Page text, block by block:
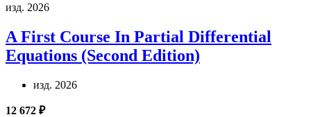
изд. 2026
A First Course In Partial Differential
Equations (Second Edition)
изд. 2026
12 672 ₽